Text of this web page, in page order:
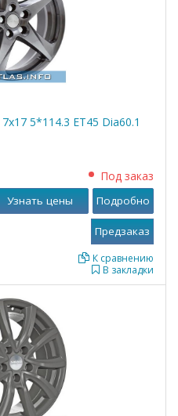
5*114.3 ET45 Dia60.1
Под заказ
В закладки
К сравнению
Узнать цены Подробно